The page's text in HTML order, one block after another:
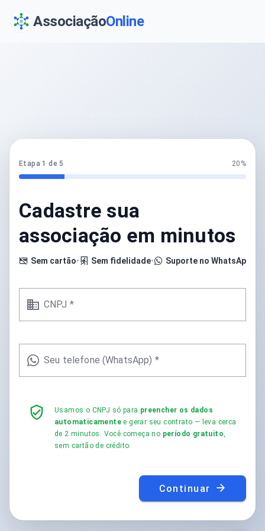
AssociaçãoOnline
Etapa 1 de 5 20%
Cadastre sua
associação em minutos
Sem cartão• Sem fidelidade• Suporte no WhatsApp
CNPJ *
Seu telefone (WhatsApp) *
Usamos o CNPJ só para preencher os dados
automaticamente e gerar seu contrato — leva cerca
de 2 minutos. Você começa no período gratuito,
sem cartão de crédito.
Continuar